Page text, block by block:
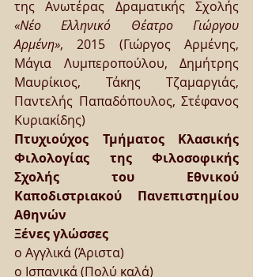
«Νέο Ελληνικό Θέατρο Γιώργου
Αρμένη», 2015 (Γιώργος Αρμένης,
Μάγια Λυμπεροπούλου, Δημήτρης
Μαυρίκιος, Τάκης Τζαμαργιάς,
Παντελής Παπαδόπουλος, Στέφανος
Κυριακίδης)
Πτυχιούχος Τμήματος Κλασικής
Φιλολογίας της Φιλοσοφικής
Σχολής του Εθνικού
Καποδιστριακού Πανεπιστημίου
Αθηνών
Ξένες γλώσσες
o Αγγλικά (Άριστα)
o Ισπανικά (Πολύ καλά)